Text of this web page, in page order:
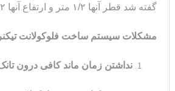
گفته شد قطر آنها ۱/۲ متر و ارتفاع آنها ۲ متر می‌باشد.
مشکلات سیستم ساخت فلوکولانت تیکنرهای
نداشتن زمان ماند کافی درون